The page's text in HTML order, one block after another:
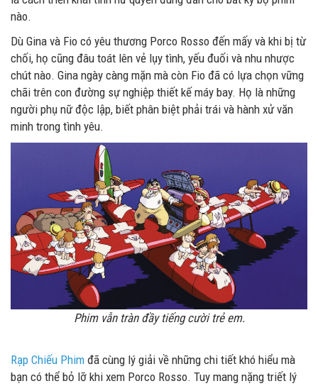
nào.
Dù Gina và Fio có yêu thương Porco Rosso đến mấy và khi bị từ
chối, họ cũng đâu toát lên vẻ lụy tình, yếu đuối và nhu nhược
chút nào. Gina ngày càng mặn mà còn Fio đã có lựa chọn vững
chãi trên con đường sự nghiệp thiết kế máy bay. Họ là những
người phụ nữ độc lập, biết phân biệt phải trái và hành xử văn
minh trong tình yêu.
Phim vẫn tràn đầy tiếng cười trẻ em.
Rạp Chiếu Phim đã cùng lý giải về những chi tiết khó hiểu mà
bạn có thể bỏ lỡ khi xem Porco Rosso. Tuy mang nặng triết lý